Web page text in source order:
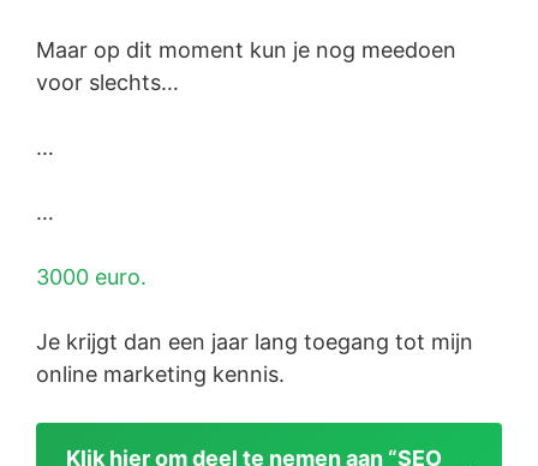
Maar op dit moment kun je nog meedoen
voor slechts…
…
…
3000 euro.
Je krijgt dan een jaar lang toegang tot mijn
online marketing kennis.
Klik hier om deel te nemen aan “SEO